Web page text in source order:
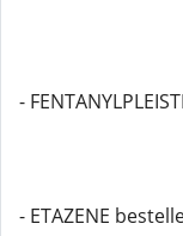
-
- ETAZENE